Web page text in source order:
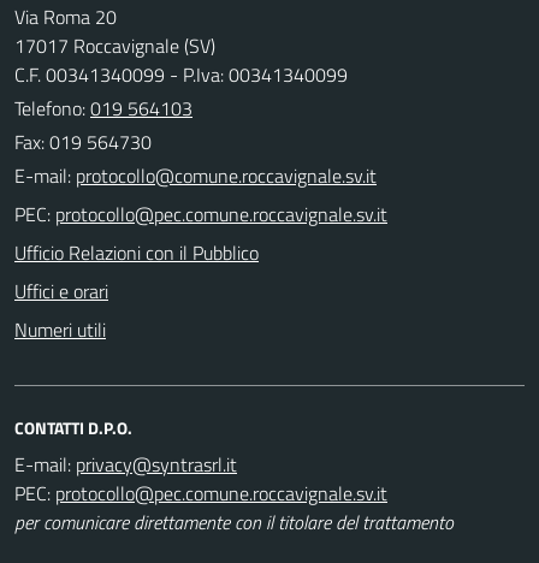
Via Roma 20
17017 Roccavignale (SV)
C.F. 00341340099 - P.Iva: 00341340099
Telefono:019 564103
Fax: 019 564730
E-mail:
PEC:
Ufficio Relazioni con il Pubblico
Uffici e orari
Numeri utili
CONTATTI D.P.O.
E-mail:
PEC:
per comunicare direttamente con il titolare del trattamento